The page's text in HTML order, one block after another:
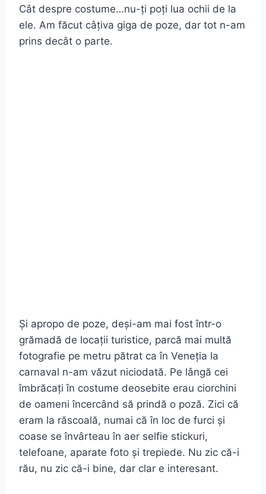
Cât despre costume…nu-ți poți lua ochii de la
ele. Am făcut câțiva giga de poze, dar tot n-am
prins decât o parte.
Și apropo de poze, deși-am mai fost într-o
grămadă de locații turistice, parcă mai multă
fotografie pe metru pătrat ca în Veneția la
carnaval n-am văzut niciodată. Pe lângă cei
îmbrăcați în costume deosebite erau ciorchini
de oameni încercând să prindă o poză. Zici că
eram la răscoală, numai că în loc de furci și
coase se învârteau în aer selfie stickuri,
telefoane, aparate foto și trepiede. Nu zic că-i
rău, nu zic că-i bine, dar clar e interesant.